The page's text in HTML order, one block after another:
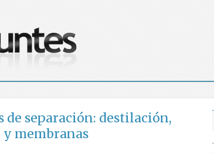
de separación: destilación,
membranas